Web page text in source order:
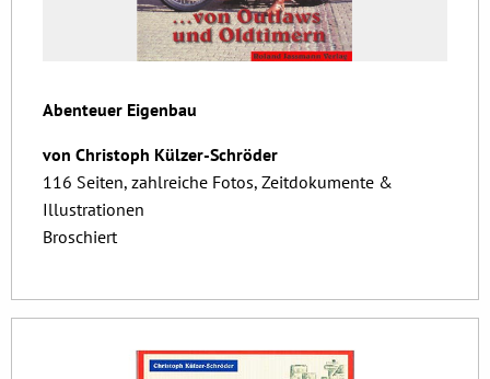
Abenteuer Eigenbau
von Christoph Külzer-Schröder
116 Seiten, zahlreiche Fotos, Zeitdokumente &
Illustrationen
Broschiert